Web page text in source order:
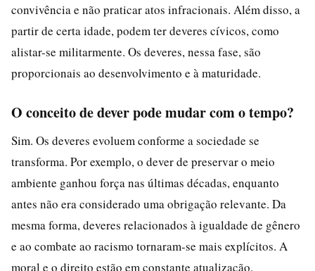
convivência e não praticar atos infracionais. Além disso, a
partir de certa idade, podem ter deveres cívicos, como
alistar-se militarmente. Os deveres, nessa fase, são
proporcionais ao desenvolvimento e à maturidade.
O conceito de dever pode mudar com o tempo?
Sim. Os deveres evoluem conforme a sociedade se
transforma. Por exemplo, o dever de preservar o meio
ambiente ganhou força nas últimas décadas, enquanto
antes não era considerado uma obrigação relevante. Da
mesma forma, deveres relacionados à igualdade de gênero
e ao combate ao racismo tornaram-se mais explícitos. A
moral e o direito estão em constante atualização.